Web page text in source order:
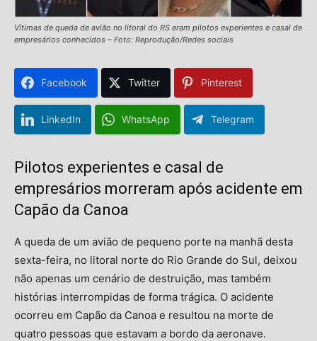
Vítimas de queda de avião no litoral do RS eram pilotos experientes e casal de
empresários conhecidos – Foto: Reprodução/Redes sociais
Facebook Twitter Pinterest
LinkedIn WhatsApp Telegram
Pilotos experientes e casal de
empresários morreram após acidente em
Capão da Canoa
A queda de um avião de pequeno porte na manhã desta
sexta-feira, no litoral norte do Rio Grande do Sul, deixou
não apenas um cenário de destruição, mas também
histórias interrompidas de forma trágica. O acidente
ocorreu em Capão da Canoa e resultou na morte de
quatro pessoas que estavam a bordo da aeronave.